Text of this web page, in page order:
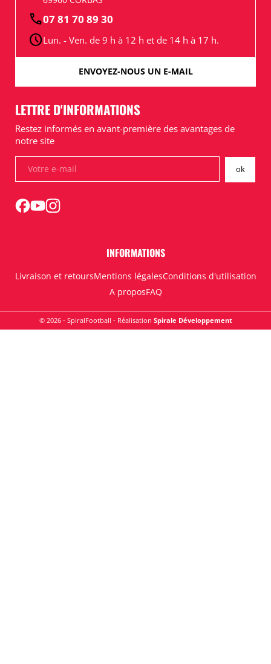
call07 81 70 89 30
scheduleLun. - Ven. de 9 h à 12 h et de 14 h à 17 h.
ENVOYEZ-NOUS UN E-MAIL
INFORMATIONS
Livraison et retoursMentions légalesConditions d'utilisation
A proposFAQ
LETTRE D'INFORMATIONS
Restez informés en avant-première des avantages de
notre site
© 2026 - SpiralFootball - Réalisation Spirale Développement